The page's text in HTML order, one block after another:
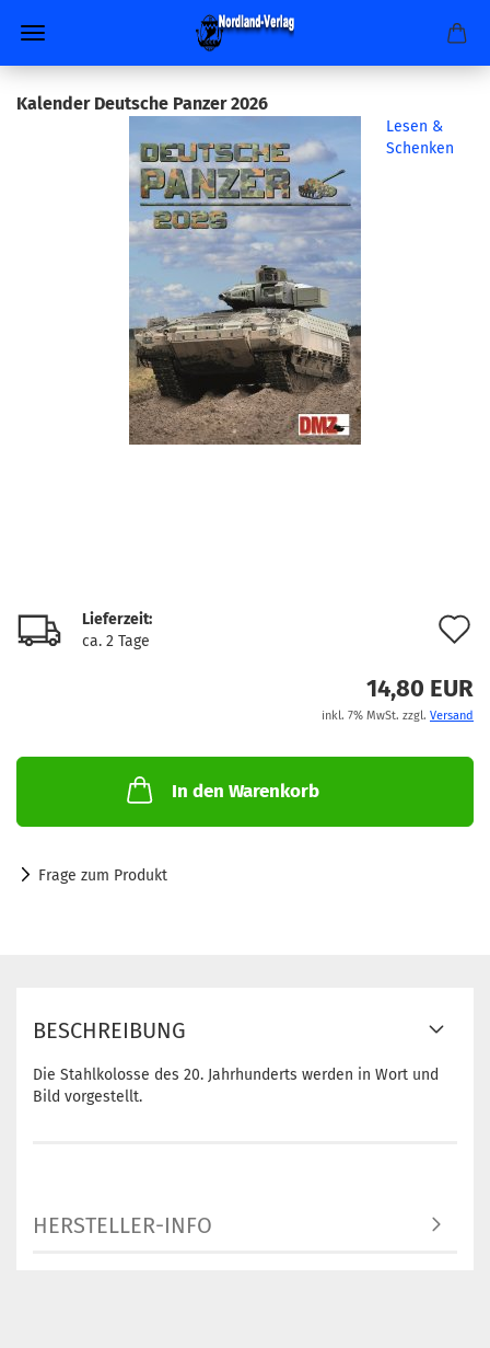
Kalender Deutsche Panzer 2026
Lesen &
Schenken
Lieferzeit:
ca. 2 Tage
14,80 EUR
inkl. 7% MwSt. zzgl. Versand
In den Warenkorb
Frage zum Produkt
BESCHREIBUNG
Die Stahlkolosse des 20. Jahrhunderts werden in Wort und
Bild vorgestellt.
HERSTELLER-INFO